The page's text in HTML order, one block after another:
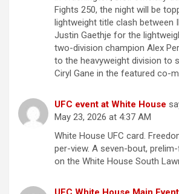
Fights 250, the night will be
lightweight title clash between
Justin Gaethje for the
two-division champion Alex
to the heavyweight division to
Ciryl Gane in the featured co-
UFC event at White House
May 23, 2026 at 4:37 AM
White House UFC card.
per-view. A seven-bout,
on the White House South